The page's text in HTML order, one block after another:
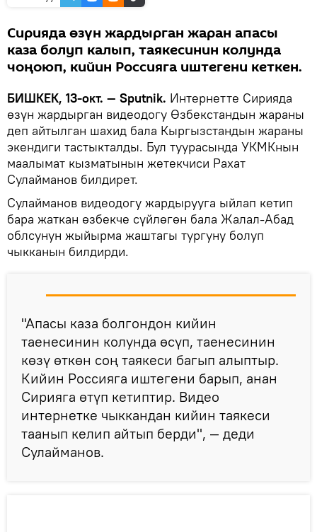
Сирияда өзүн жардырган жаран апасы
каза болуп калып, таякесинин колунда
чоңоюп, кийин Россияга иштегени кеткен.
БИШКЕК, 13-окт. — Sputnik. Интернетте Сирияда
өзүн жардырган видеодогу Өзбекстандын жараны
деп айтылган шахид бала Кыргызстандын жараны
экендиги тастыкталды. Бул туурасында УКМКнын
маалымат кызматынын жетекчиси Рахат
Сулайманов билдирет.
Сулайманов видеодогу жардырууга ыйлап кетип
бара жаткан өзбекче сүйлөгөн бала Жалал-Абад
облсунун жыйырма жаштагы тургуну болуп
чыкканын билдирди.
"Апасы каза болгондон кийин
таенесинин колунда өсүп, таенесинин
көзү өткөн соң таякеси багып алыптыр.
Кийин Россияга иштегени барып, анан
Сирияга өтүп кетиптир. Видео
интернетке чыккандан кийин таякеси
таанып келип айтып берди", — деди
Сулайманов.